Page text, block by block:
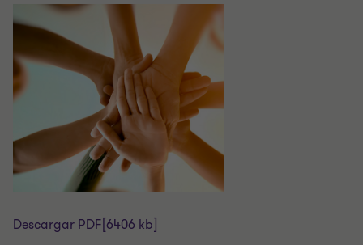
Descargar PDF [6406 kb]